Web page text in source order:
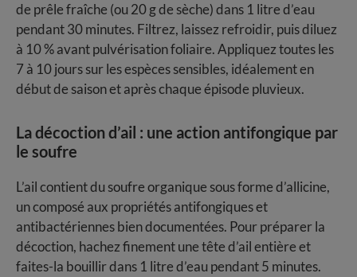
de prêle fraîche (ou 20 g de sèche) dans 1 litre d’eau
pendant 30 minutes. Filtrez, laissez refroidir, puis diluez
à 10 % avant pulvérisation foliaire. Appliquez toutes les
7 à 10 jours sur les espèces sensibles, idéalement en
début de saison et après chaque épisode pluvieux.
La décoction d’ail : une action antifongique par
le soufre
L’ail contient du soufre organique sous forme d’allicine,
un composé aux propriétés antifongiques et
antibactériennes bien documentées. Pour préparer la
décoction, hachez finement une tête d’ail entière et
faites-la bouillir dans 1 litre d’eau pendant 5 minutes.